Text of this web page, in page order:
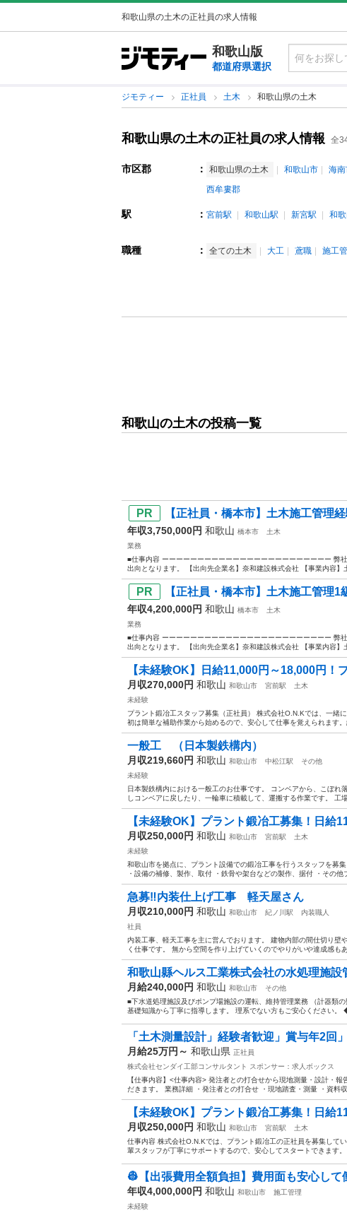
和歌山県の土木の正社員の求人情報
和歌山版
都道府県選択
ジモティー 正社員 土木 和歌山県の土木
和歌山県の土木の正社員の求人情報 全
市区郡 ： 和歌山県の土木 和歌山市 海
西牟婁郡
駅 ： 宮前駅 和歌山駅 新宮駅 和
職種 ： 全ての土木 大工 鳶職 施工
和歌山の土木の投稿一覧
【正社員・橋本市】土木施工管理
年収3,750,000円 和歌山 橋本市
土木
業務
■仕事内容 ーーーーーーーーーーーーーーーーーーーーーーーー 弊
出向となります。 【出向先企業名】奈和建設株式会社 【事業内容
【正社員・橋本市】土木施工管理
年収4,200,000円 和歌山 橋本市
土木
業務
■仕事内容 ーーーーーーーーーーーーーーーーーーーーーーーー 弊
出向となります。 【出向先企業名】奈和建設株式会社 【事業内容
【未経験OK】日給11,000円～18,000円！
月収270,000円 和歌山 和歌山市 宮前駅
土木
未経験
プラント鍛冶工スタッフ募集（正社員） 株式会社O.N.Kでは、一緒
初は簡単な補助作業から始めるので、安心して仕事を覚えられます
一般工 （日本製鉄構内）
月収219,660円 和歌山 和歌山市 中松江駅
その他
未経験
日本製鉄構内における一般工のお仕事です。 コンベアから、こぼれ
しコンベアに戻したり、一輪車に積載して、運搬する作業です。 工
【未経験OK】プラント鍛冶工募集！日給
月収250,000円 和歌山 和歌山市 宮前駅
土木
未経験
和歌山市を拠点に、プラント設備での鍛冶工事を行うスタッフを募
・設備の補修、製作、取付 ・鉄骨や架台などの製作、据付 ・その他
急募‼️内装仕上げ工事 軽天屋さん
月収210,000円 和歌山 和歌山市 紀ノ川駅
内装職人
社員
内装工事、軽天工事を主に営んでおります。 建物内部の間仕切り壁
く仕事です。 無から空間を作り上げていくのでやりがいや達成感も
和歌山縣ヘルス工業株式会社の水処理施設
月給240,000円 和歌山 和歌山市
その他
■下水道処理施設及びポンプ場施設の運転、維持管理業務 （計器類
基礎知識から丁寧に指導します。 理系でない方もご安心ください。
「土木測量設計」経験者歓迎」賞与年2回
月給25万円～ 和歌山県 正社員
株式会社センダイ工部コンサルタント スポンサー：求人ボックス
【仕事内容】<仕事内容> 発注者との打合せから現地測量・設計・
だきます。 業務詳細 ・発注者との打合せ ・現地踏査・測量 ・資料
【未経験OK】プラント鍛冶工募集！日給
月収250,000円 和歌山 和歌山市 宮前駅
土木
仕事内容 株式会社O.N.Kでは、プラント鍛冶工の正社員を募集して
輩スタッフが丁寧にサポートするので、安心してスタートできます
👷【出張費用全額負担】費用面も安心して
年収4,000,000円 和歌山 和歌山市
施工管理
未経験